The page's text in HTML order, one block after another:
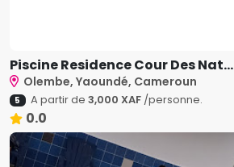
Piscine Residence Cour Des Nat...
Olembe, Yaoundé, Cameroun
5 A partir de 3,000 XAF/personne.
0.0